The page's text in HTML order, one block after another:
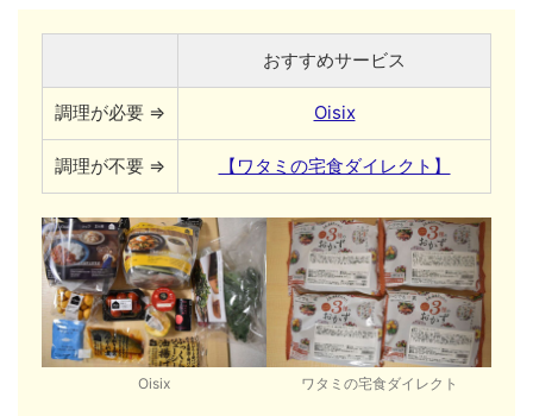
おすすめサービス
調理が必要 ⇒ Oisix
調理が不要 ⇒ 【ワタミの宅食ダイレクト】
Oisix ワタミの宅食ダイレクト